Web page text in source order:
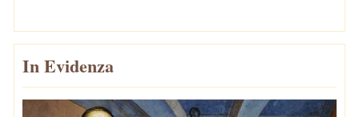
In Evidenza